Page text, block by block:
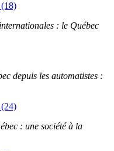
: le Québec
depuis les automatistes :
: une société à la